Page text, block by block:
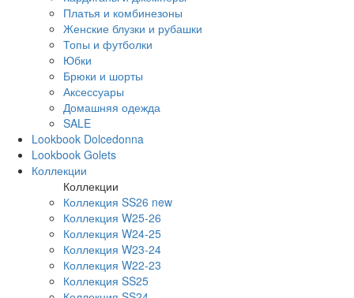
Платья и комбинезоны
Женские блузки и рубашки
Топы и футболки
Юбки
Брюки и шорты
Аксессуары
Домашняя одежда
SALE
Lookbook Dolcedonna
Lookbook Golets
Коллекции
Коллекции
Коллекция SS26 new
Коллекция W25-26
Коллекция W24-25
Коллекция W23-24
Коллекция W22-23
Коллекция SS25